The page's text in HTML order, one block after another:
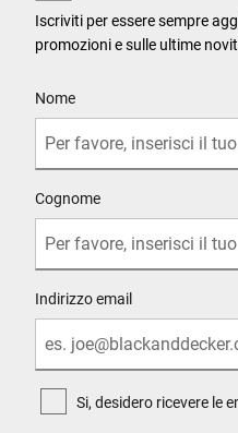
Iscriviti per essere sempre
promozioni e sulle ultime
Nome
Cognome
Indirizzo email
Si, desidero ricevere le